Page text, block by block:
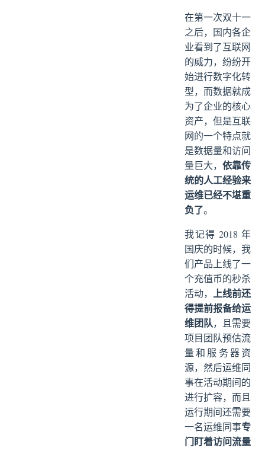
在第一次双十一
之后，国内各企
业看到了互联网
的威力，纷纷开
始进行数字化转
型，而数据就成
为了企业的核心
资产，但是互联
网的一个特点就
是数据量和访问
量巨大， 依靠传
统的人工经验来
运维已经不堪重
负了。
我记得 2018 年
国庆的时候，我
们产品上线了一
个充值币的秒杀
活动，
上线前还
得提前报备给运
维团队，且需要
项目团队预估流
量和服务器资
源，然后运维同
事在活动期间的
进行扩容，而且
运行期间还需要
一名运维同事专
门盯着访问流量